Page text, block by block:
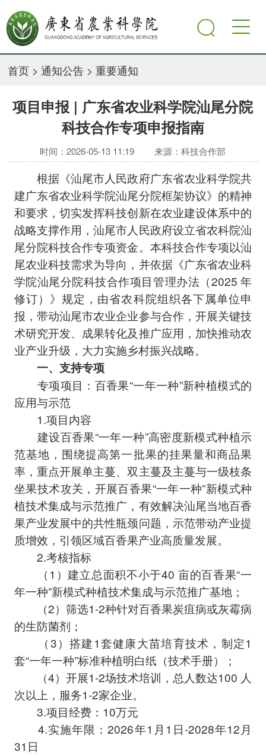
首页 >通知公告 >重要通知
项目申报 | 广东省农业科学院汕尾分院
科技合作专项申报指南
时间：2026-05-13 11:19 来源：科技合作部
根据《汕尾市人民政府广东省农业科学院共
建广东省农业科学院汕尾分院框架协议》的精神
和要求，切实发挥科技创新在农业建设体系中的
战略支撑作用，汕尾市人民政府设立省农科院汕
尾分院科技合作专项资金。本科技合作专项以汕
尾农业科技需求为导向，并依据《广东省农业科
学院汕尾分院科技合作项目管理办法（2025 年
修订）》规定，由省农科院组织各下属单位申
报，带动汕尾市农业企业参与合作，开展关键技
术研究开发、成果转化及推广应用，加快推动农
业产业升级，大力实施乡村振兴战略。
一、支持专项
专项项目：百香果“一年一种”新种植模式的
应用与示范
1.项目内容
建设百香果“一年一种”高密度新模式种植示
范基地，围绕提高第一批果的挂果量和商品果
率，重点开展单主蔓、双主蔓及主蔓与一级枝条
坐果技术攻关，开展百香果“一年一种”新模式种
植技术集成与示范推广，有效解决汕尾当地百香
果产业发展中的共性瓶颈问题，示范带动产业提
质增效，引领区域百香果产业高质量发展。
2.考核指标
（1）建立总面积不小于40 亩的百香果“一
年一种”新模式种植技术集成与示范推广基地；
（2）筛选1-2种针对百香果炭疽病或灰霉病
的生防菌剂；
（3）搭建1套健康大苗培育技术，制定1
套“一年一种”标准种植明白纸（技术手册）；
（4）开展1-2场技术培训，总人数达100 人
次以上，服务1-2家企业。
3.项目经费：10万元
4.实施年限：2026年1月1日-2028年12月
31日